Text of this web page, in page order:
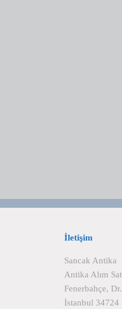
İletişim
Sancak Antika
Antika Alım
Fenerbahçe,
İstanbul 34724